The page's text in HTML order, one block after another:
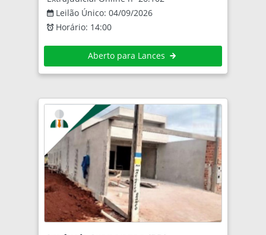
Leilão Único: 04/09/2026
Horário: 14:00
Aberto para Lances